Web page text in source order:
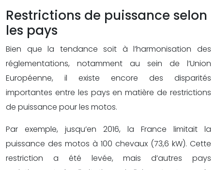
Restrictions de puissance selon
les pays
Bien que la tendance soit à l’harmonisation des
réglementations, notamment au sein de l’Union
Européenne, il existe encore des disparités
importantes entre les pays en matière de restrictions
de puissance pour les motos.
Par exemple, jusqu’en 2016, la France limitait la
puissance des motos à 100 chevaux (73,6 kW). Cette
restriction a été levée, mais d’autres pays